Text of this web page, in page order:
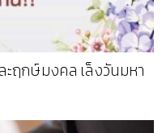
ฤกษ์มงคล เล็งวันมหา